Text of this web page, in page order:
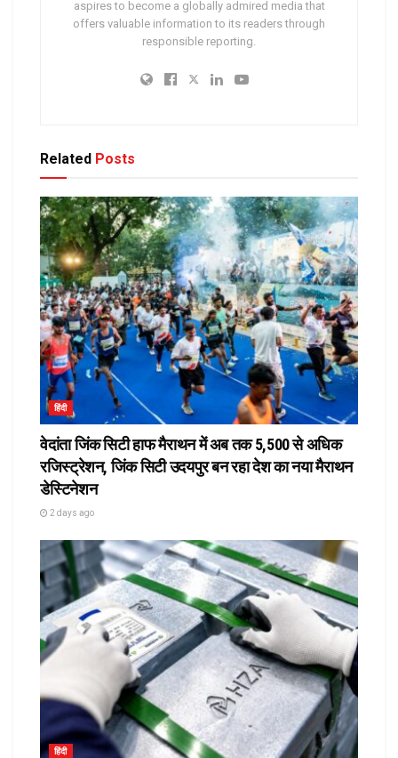
aspires to become a globally admired media that
offers valuable information to its readers through
responsible reporting.
Related Posts
हिंदी
वेदांता जिंक सिटी हाफ मैराथन में अब तक 5,500 से अधिक
रजिस्ट्रेशन, जिंक सिटी उदयपुर बन रहा देश का नया मैराथन
डेस्टिनेशन
2 days ago
हिंदी